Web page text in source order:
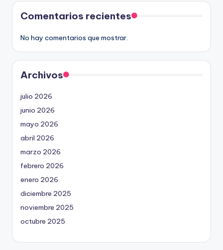
Comentarios recientes
No hay comentarios que mostrar.
Archivos
julio 2026
junio 2026
mayo 2026
abril 2026
marzo 2026
febrero 2026
enero 2026
diciembre 2025
noviembre 2025
octubre 2025